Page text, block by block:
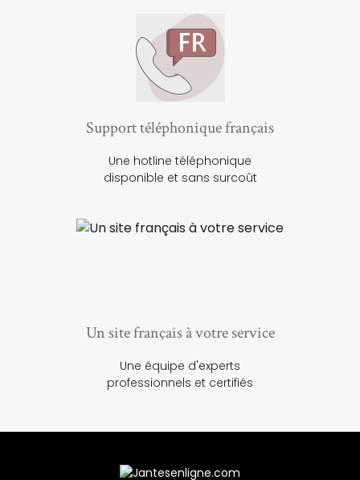
Support téléphonique français
Une hotline téléphonique
disponible et sans surcoût
Un site français à votre service
Une équipe d'experts
professionnels et certifiés